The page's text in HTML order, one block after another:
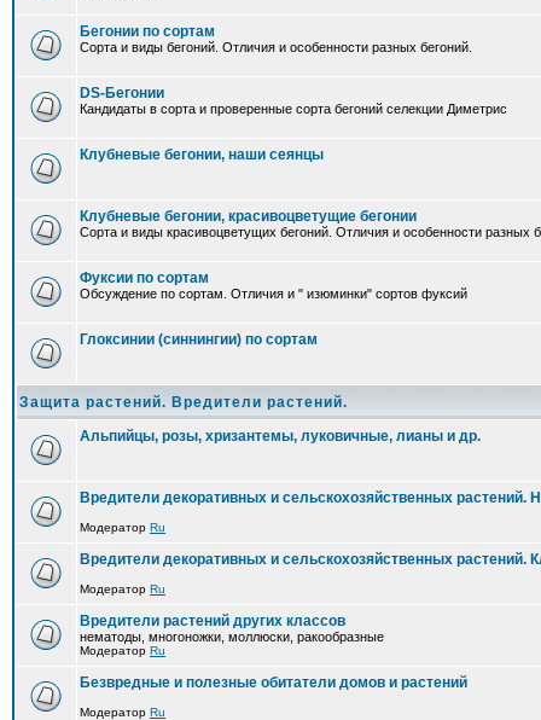
Бегонии по сортам
Сорта и виды бегоний. Отличия и особенности разных бегоний.
DS-Бегонии
Кандидаты в сорта и проверенные сорта бегоний селекции Диметрис
Клубневые бегонии, наши сеянцы
Клубневые бегонии, красивоцветущие бегонии
Сорта и виды красивоцветущих бегоний. Отличия и особенности разных
Фуксии по сортам
Обсуждение по сортам. Отличия и " изюминки" сортов фуксий
Глоксинии (синнингии) по сортам
Защита растений. Вредители растений.
Альпийцы, розы, хризантемы, луковичные, лианы и др.
Вредители декоративных и сельскохозяйственных растений.
Модератор Ru
Вредители декоративных и сельскохозяйственных растений.
Модератор Ru
Вредители растений других классов
нематоды, многоножки, моллюски, ракообразные
Модератор Ru
Безвредные и полезные обитатели домов и растений
Модератор Ru